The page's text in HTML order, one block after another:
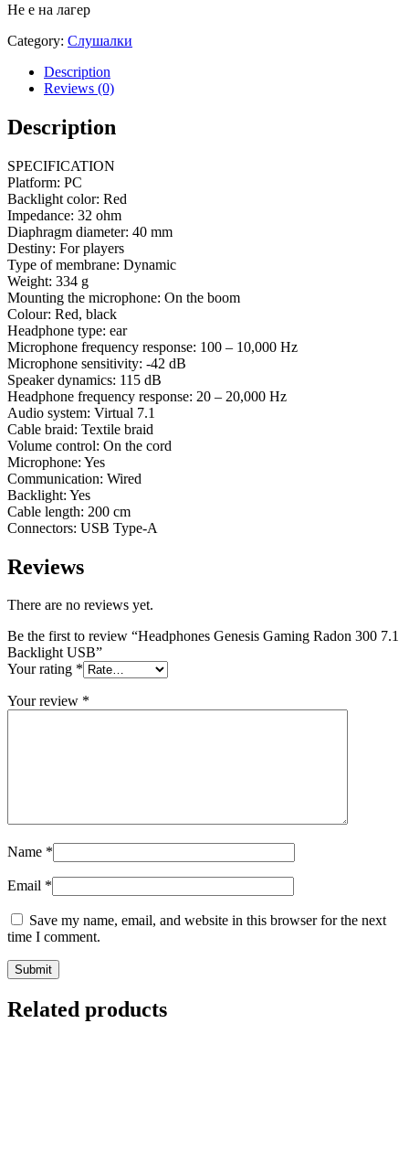
Не е на лагер
Category: Слушалки
Description
Reviews (0)
Description
SPECIFICATION
Platform: PC
Backlight color: Red
Impedance: 32 ohm
Diaphragm diameter: 40 mm
Destiny: For players
Type of membrane: Dynamic
Weight: 334 g
Mounting the microphone: On the boom
Colour: Red, black
Headphone type: ear
Microphone frequency response: 100 – 10,000 Hz
Microphone sensitivity: -42 dB
Speaker dynamics: 115 dB
Headphone frequency response: 20 – 20,000 Hz
Audio system: Virtual 7.1
Cable braid: Textile braid
Volume control: On the cord
Microphone: Yes
Communication: Wired
Backlight: Yes
Cable length: 200 cm
Connectors: USB Type-A
Reviews
There are no reviews yet.
Be the first to review “Headphones Genesis Gaming Radon 300 7.1
Backlight USB”
Your rating *
Your review *
Name *
Email *
Save my name, email, and website in this browser for the next
time I comment.
Related products